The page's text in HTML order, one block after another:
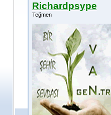
Richardpsype
Teğmen